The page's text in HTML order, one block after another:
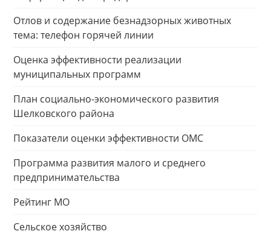
Отлов и содержание безнадзорных животных
тема: телефон горячей линии
Оценка эффективности реализации
муниципальных программ
План социально-экономического развития
Шелковского района
Показатели оценки эффективности ОМС
Программа развития малого и среднего
предпринимательства
Рейтинг МО
Сельское хозяйство